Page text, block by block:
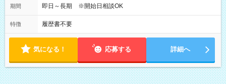
期間 即日～長期 ※開始日相談OK
特徴 履歴書不要
気になる！ 応募する 詳細へ